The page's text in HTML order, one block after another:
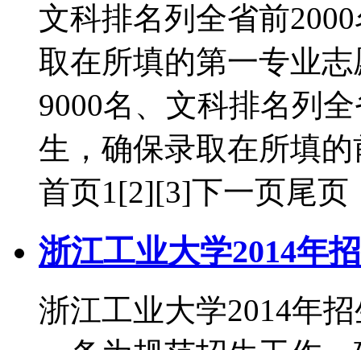
文科排名列全省前
取在所填的第一专业
9000名、文科排名列
生，确保录取在所填
首页1[2][3]下一页尾页
浙江工业大学2014年
浙江工业大学2014